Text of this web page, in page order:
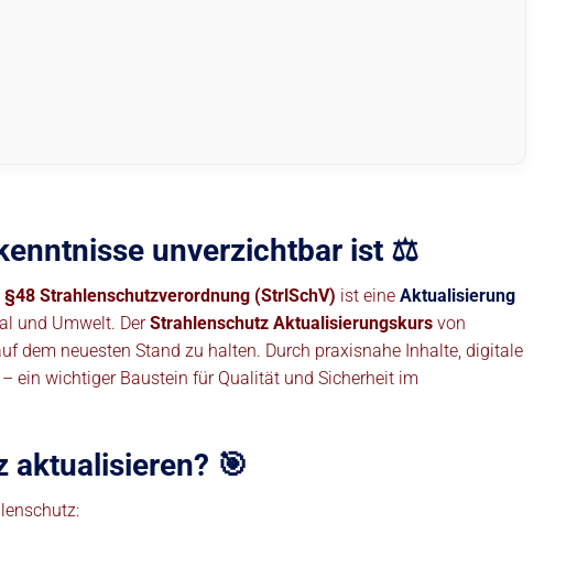
unverzichtbar ist ⚖️
§48 Strahlenschutzverordnung (StrlSchV) ist eine Aktualisierung
und Umwelt. DerStrahlenschutz Aktualisierungskurs von
dem neuesten Stand zu halten. Durch praxisnahe Inhalte, digitale
ein wichtiger Baustein für Qualität und Sicherheit im
aktualisieren? 🎯